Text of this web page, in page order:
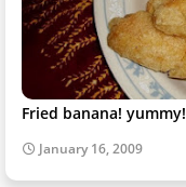
Fried banana! yummy!
January 16, 2009